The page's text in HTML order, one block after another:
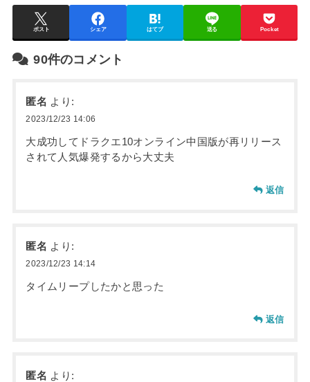
ポスト シェア はてブ 送る Pocket
90件のコメント
匿名 より:
2023/12/23 14:06
大成功してドラクエ10オンライン中国版が再リリース
されて人気爆発するから大丈夫
返信
匿名 より:
2023/12/23 14:14
タイムリープしたかと思った
返信
匿名 より: